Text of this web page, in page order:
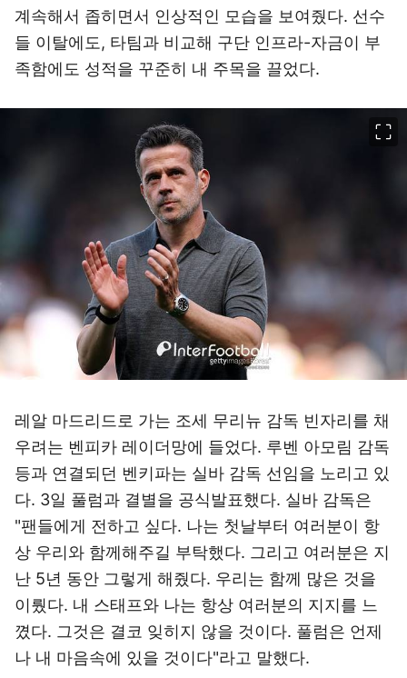
계속해서 좁히면서 인상적인 모습을 보여줬다. 선수
들 이탈에도, 타팀과 비교해 구단 인프라-자금이 부
족함에도 성적을 꾸준히 내 주목을 끌었다.
레알 마드리드로 가는 조세 무리뉴 감독 빈자리를 채
우려는 벤피카 레이더망에 들었다. 루벤 아모림 감독
등과 연결되던 벤키파는 실바 감독 선임을 노리고 있
다. 3일 풀럼과 결별을 공식발표했다. 실바 감독은
"팬들에게 전하고 싶다. 나는 첫날부터 여러분이 항
상 우리와 함께해주길 부탁했다. 그리고 여러분은 지
난 5년 동안 그렇게 해줬다. 우리는 함께 많은 것을
이뤘다. 내 스태프와 나는 항상 여러분의 지지를 느
꼈다. 그것은 결코 잊히지 않을 것이다. 풀럼은 언제
나 내 마음속에 있을 것이다"라고 말했다.